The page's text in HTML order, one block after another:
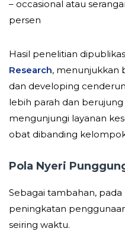
– occasional atau
persen
Hasil penelitian
Research, menunjukkan
dan developing
lebih parah dan berujung
mengunjungi layanan
obat dibanding
Pola Nyeri
Sebagai tambahan,
peningkatan
seiring waktu.